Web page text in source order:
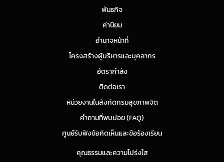
พันธกิจ
ค่านิยม
อำนาจหน้าที่
โครงสร้างผู้บริหารและบุคลากร
อัตรากำลัง
ติดต่อเรา
หน่วยงานในสังกัดกรมสุขภาพจิต
คำถามที่พบบ่อย (FAQ)
ศูนย์รับฟังข้อคิดเห็นและข้อร้องเรียน
คุณธรรมและความโปร่งใส